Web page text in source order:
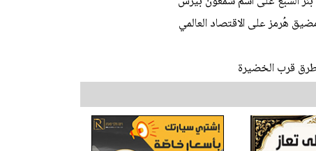
هُرمز على الاقتصاد العالمي
قرب الخضيرة